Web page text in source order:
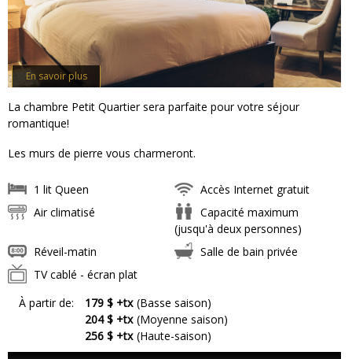
En savoir plus
La chambre Petit Quartier sera parfaite pour votre séjour
romantique!
Les murs de pierre vous charmeront.
1 lit Queen
Accès Internet gratuit
Air climatisé
Capacité maximum
(jusqu'à deux personnes)
Réveil-matin
Salle de bain privée
TV cablé - écran plat
À partir de:
179 $ +tx (Basse saison)
204 $ +tx (Moyenne saison)
256 $ +tx (Haute-saison)